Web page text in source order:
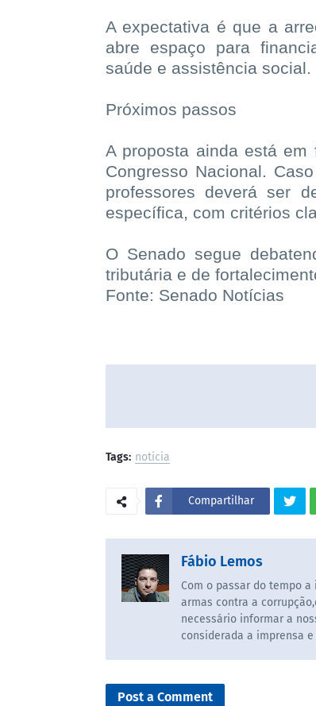
A expectativa é que a
abre espaço para
saúde e assistência social.
Próximos passos
A proposta ainda está
Congresso Nacional.
professores deverá ser
específica, com critérios
O Senado segue
tributária e de
Fonte: Senado Notícias
Tags: noticia
Compartilhar
Fábio Lemos
Com o passar do tempo
armas contra a
necessário informar a
considerada a imprensa
Post a Comment